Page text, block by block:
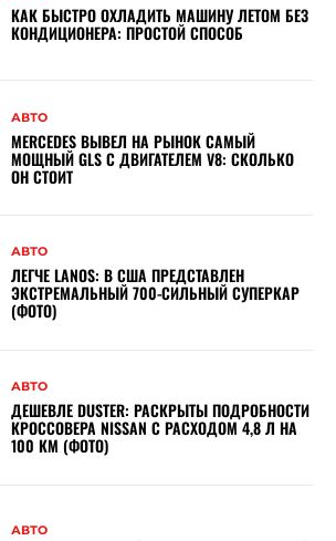
КАК БЫСТРО ОХЛАДИТЬ МАШИНУ ЛЕТОМ БЕЗ
КОНДИЦИОНЕРА: ПРОСТОЙ СПОСОБ
АВТО
MERCEDES ВЫВЕЛ НА РЫНОК САМЫЙ
МОЩНЫЙ GLS С ДВИГАТЕЛЕМ V8: СКОЛЬКО
ОН СТОИТ
АВТО
ЛЕГЧЕ LANOS: В США ПРЕДСТАВЛЕН
ЭКСТРЕМАЛЬНЫЙ 700-СИЛЬНЫЙ СУПЕРКАР
(ФОТО)
АВТО
ДЕШЕВЛЕ DUSTER: РАСКРЫТЫ ПОДРОБНОСТИ
КРОССОВЕРА NISSAN С РАСХОДОМ 4,8 Л НА
100 КМ (ФОТО)
АВТО